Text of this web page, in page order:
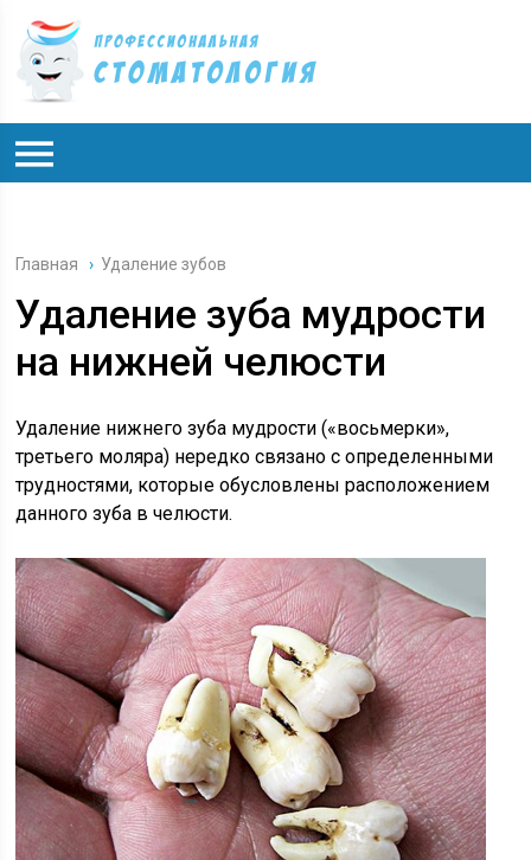
Главная › Удаление зубов
Удаление зуба мудрости
на нижней челюсти
Удаление нижнего зуба мудрости («восьмерки»,
третьего моляра) нередко связано с определенными
трудностями, которые обусловлены расположением
данного зуба в челюсти.